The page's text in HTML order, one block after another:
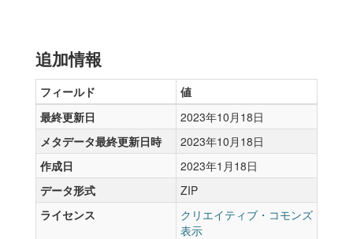
追加情報
フィールド
値
最終更新日
2023年10月18日
メタデータ最終更新日時
2023年10月18日
作成日
2023年1月18日
データ形式
ZIP
ライセンス
クリエイティブ・コモンズ
表示